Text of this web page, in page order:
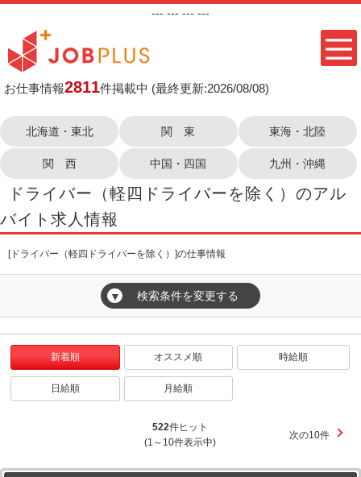
--- --- --- ---
お仕事情報2811件掲載中 (最終更新:2026/08/08)
北海道・東北 関 東 東海・北陸
関 西 中国・四国 九州・沖縄
ドライバー（軽四ドライバーを除く）のアル
バイト求人情報
[ドライバー（軽四ドライバーを除く）]の仕事情報
▼ 検索条件を変更する
新着順 オススメ順 時給順
日給順 月給順
522件ヒット
(1～10件表示中)
次の10件